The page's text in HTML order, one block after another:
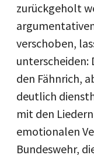
zurückgeholt
verschoben,
unterscheiden:
den Fähnrich,
deutlich
mit den
emotionalen
Bundeswehr,